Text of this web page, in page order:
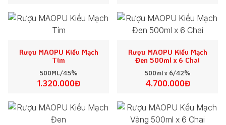
Rượu MAOPU Kiều Mạch
Tím
500ML/45%
1.320.000Đ
Rượu MAOPU Kiều Mạch
Đen 500ml x 6 Chai
500ml x 6/42%
4.700.000Đ